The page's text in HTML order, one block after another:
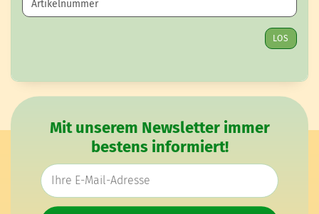
LOS
Mit unserem Newsletter immer
bestens informiert!
E-Mail-Adresse